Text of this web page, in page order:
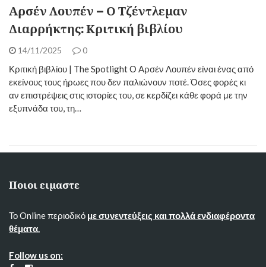
Αρσέν Λουπέν – Ο Τζέντλεμαν
Διαρρήκτης: Κριτική βιβλίου
14/11/2025 0
Κριτική βιβλίου | The Spotlight Ο Αρσέν Λουπέν είναι ένας από
εκείνους τους ήρωες που δεν παλιώνουν ποτέ. Όσες φορές κι
αν επιστρέψεις στις ιστορίες του, σε κερδίζει κάθε φορά με την
εξυπνάδα του, τη…
Ποιοι ειμαστε
Το Online περιοδικό με συνεντεύξεις και πολλά ενδιαφέροντα
θέματα.
Follow us on: